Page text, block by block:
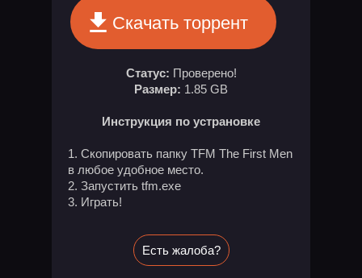
Скачать торрент
Статус: Проверено!
Размер: 1.85 GB
Инструкция по устрановке
Скопировать папку TFM The First Men
в любое удобное место.
Запустить tfm.exe
Играть!
Есть жалоба?